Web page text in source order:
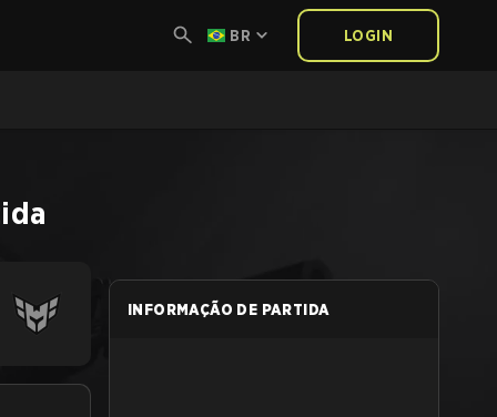
BR LOGIN
INFORMAÇÃO DE PARTIDA